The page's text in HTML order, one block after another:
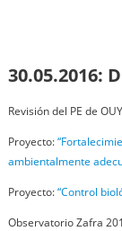
30.05.2016:
Revisión del PE de
Proyecto:
ambientalmente
Proyecto:“Control
Observatorio Zafra